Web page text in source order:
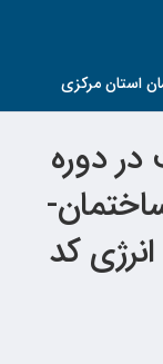
استان مرکزی
دوره
ساختمان-
کد